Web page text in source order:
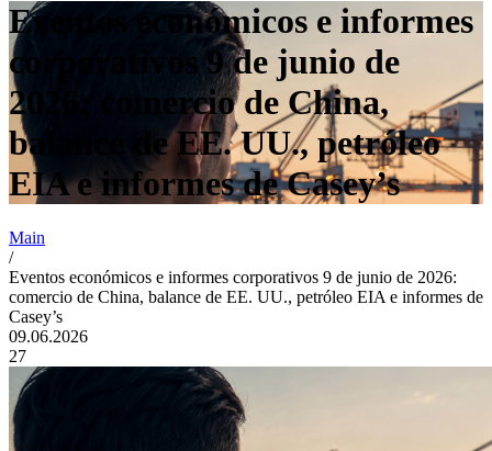
Eventos económicos e informes
corporativos 9 de junio de
2026: comercio de China,
balance de EE. UU., petróleo
EIA e informes de Casey’s
Main
/
Eventos económicos e informes corporativos 9 de junio de 2026:
comercio de China, balance de EE. UU., petróleo EIA e informes de
Casey’s
09.06.2026
27